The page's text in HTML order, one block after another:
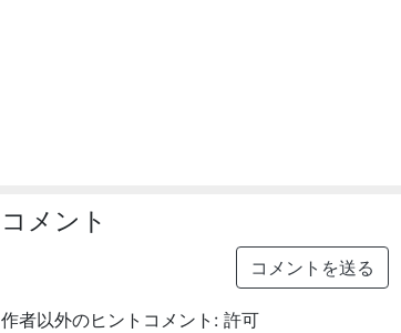
コメント
コメントを送る
作者以外のヒントコメント: 許可